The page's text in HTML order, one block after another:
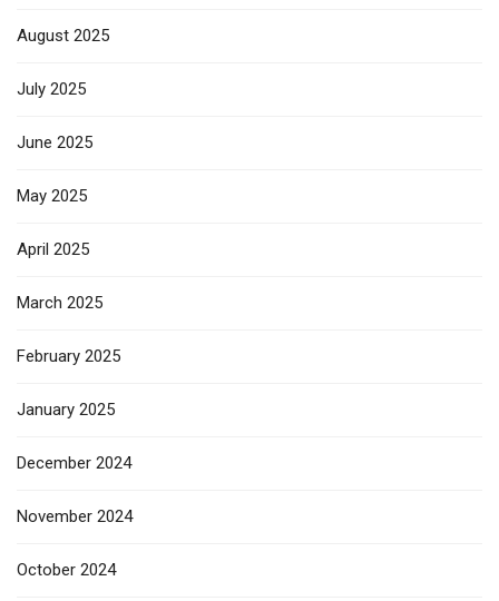
August 2025
July 2025
June 2025
May 2025
April 2025
March 2025
February 2025
January 2025
December 2024
November 2024
October 2024